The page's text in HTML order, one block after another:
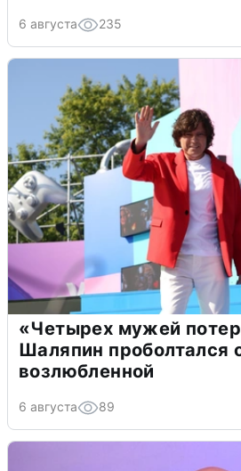
6 августа 235
«Четырех мужей
Шаляпин проболтался
возлюбленной
6 августа 89